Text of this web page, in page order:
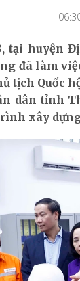
tại huyện
đã làm
tịch Quốc
dân tỉnh
xây